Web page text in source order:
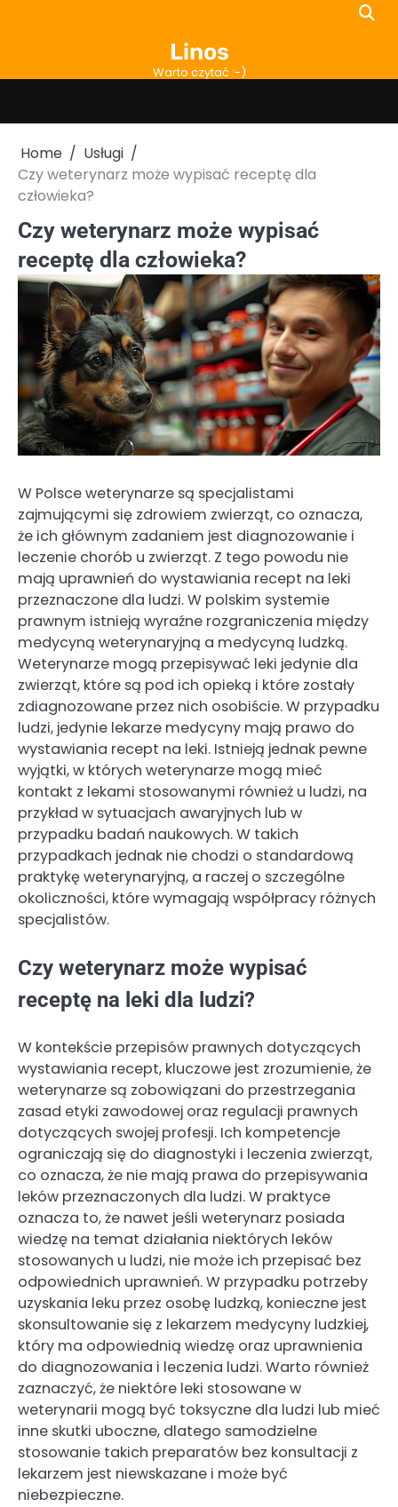
Linos
Warto czytać :-)
Home
Usługi
Czy weterynarz może wypisać receptę dla
człowieka?
Czy weterynarz może wypisać
receptę dla człowieka?
W Polsce weterynarze są specjalistami
zajmującymi się zdrowiem zwierząt, co oznacza,
że ich głównym zadaniem jest diagnozowanie i
leczenie chorób u zwierząt. Z tego powodu nie
mają uprawnień do wystawiania recept na leki
przeznaczone dla ludzi. W polskim systemie
prawnym istnieją wyraźne rozgraniczenia między
medycyną weterynaryjną a medycyną ludzką.
Weterynarze mogą przepisywać leki jedynie dla
zwierząt, które są pod ich opieką i które zostały
zdiagnozowane przez nich osobiście. W przypadku
ludzi, jedynie lekarze medycyny mają prawo do
wystawiania recept na leki. Istnieją jednak pewne
wyjątki, w których weterynarze mogą mieć
kontakt z lekami stosowanymi również u ludzi, na
przykład w sytuacjach awaryjnych lub w
przypadku badań naukowych. W takich
przypadkach jednak nie chodzi o standardową
praktykę weterynaryjną, a raczej o szczególne
okoliczności, które wymagają współpracy różnych
specjalistów.
Czy weterynarz może wypisać
receptę na leki dla ludzi?
W kontekście przepisów prawnych dotyczących
wystawiania recept, kluczowe jest zrozumienie, że
weterynarze są zobowiązani do przestrzegania
zasad etyki zawodowej oraz regulacji prawnych
dotyczących swojej profesji. Ich kompetencje
ograniczają się do diagnostyki i leczenia zwierząt,
co oznacza, że nie mają prawa do przepisywania
leków przeznaczonych dla ludzi. W praktyce
oznacza to, że nawet jeśli weterynarz posiada
wiedzę na temat działania niektórych leków
stosowanych u ludzi, nie może ich przepisać bez
odpowiednich uprawnień. W przypadku potrzeby
uzyskania leku przez osobę ludzką, konieczne jest
skonsultowanie się z lekarzem medycyny ludzkiej,
który ma odpowiednią wiedzę oraz uprawnienia
do diagnozowania i leczenia ludzi. Warto również
zaznaczyć, że niektóre leki stosowane w
weterynarii mogą być toksyczne dla ludzi lub mieć
inne skutki uboczne, dlatego samodzielne
stosowanie takich preparatów bez konsultacji z
lekarzem jest niewskazane i może być
niebezpieczne.